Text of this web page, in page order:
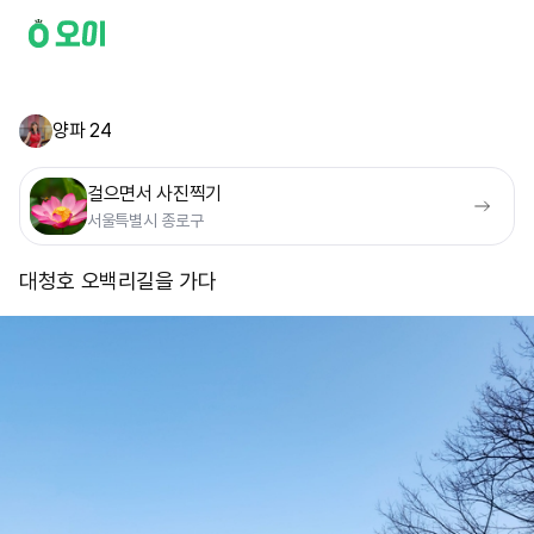
양파 24
걸으면서 사진찍기
서울특별시 종로구
대청호 오백리길을 가다